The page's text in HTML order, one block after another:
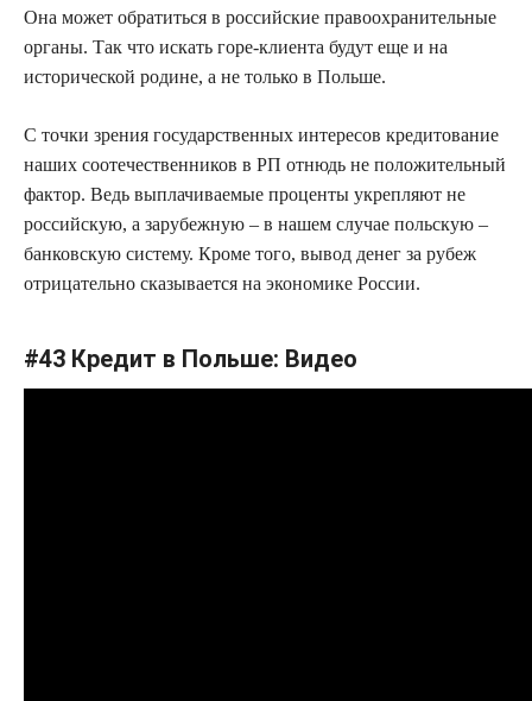
Она может обратиться в российские правоохранительные
органы. Так что искать горе-клиента будут еще и на
исторической родине, а не только в Польше.
С точки зрения государственных интересов кредитование
наших соотечественников в РП отнюдь не положительный
фактор. Ведь выплачиваемые проценты укрепляют не
российскую, а зарубежную – в нашем случае польскую –
банковскую систему. Кроме того, вывод денег за рубеж
отрицательно сказывается на экономике России.
#43 Кредит в Польше: Видео